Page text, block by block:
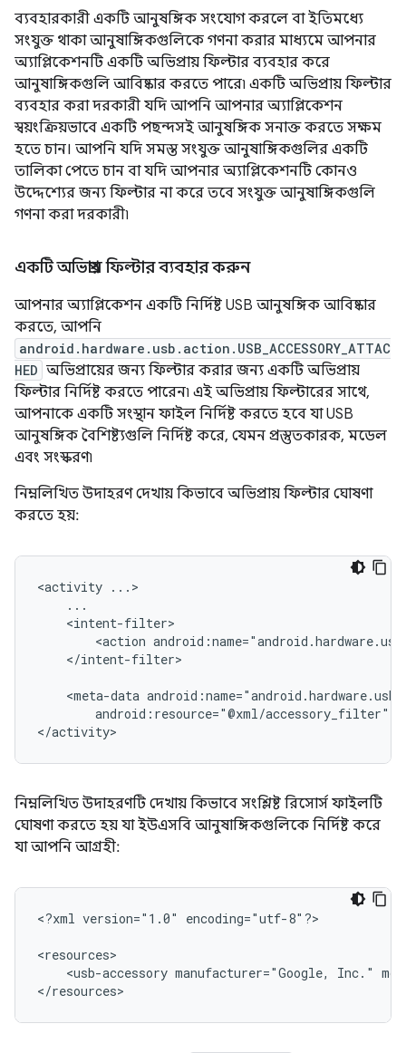
ব্যবহারকারী একটি আনুষঙ্গিক সংযোগ করলে বা ইতিমধ্যে
সংযুক্ত থাকা আনুষাঙ্গিকগুলিকে গণনা করার মাধ্যমে আপনার
অ্যাপ্লিকেশনটি একটি অভিপ্রায় ফিল্টার ব্যবহার করে
আনুষাঙ্গিকগুলি আবিষ্কার করতে পারে৷ একটি অভিপ্রায় ফিল্টার
ব্যবহার করা দরকারী যদি আপনি আপনার অ্যাপ্লিকেশন
স্বয়ংক্রিয়ভাবে একটি পছন্দসই আনুষঙ্গিক সনাক্ত করতে সক্ষম
হতে চান। আপনি যদি সমস্ত সংযুক্ত আনুষাঙ্গিকগুলির একটি
তালিকা পেতে চান বা যদি আপনার অ্যাপ্লিকেশনটি কোনও
উদ্দেশ্যের জন্য ফিল্টার না করে তবে সংযুক্ত আনুষাঙ্গিকগুলি
গণনা করা দরকারী৷
একটি অভিপ্রায় ফিল্টার ব্যবহার করুন
আপনার অ্যাপ্লিকেশন একটি নির্দিষ্ট USB আনুষঙ্গিক আবিষ্কার
করতে, আপনি
android.hardware.usb.action.USB_ACCESSORY_ATTAC
HED অভিপ্রায়ের জন্য ফিল্টার করার জন্য একটি অভিপ্রায়
ফিল্টার নির্দিষ্ট করতে পারেন৷ এই অভিপ্রায় ফিল্টারের সাথে,
আপনাকে একটি সংস্থান ফাইল নির্দিষ্ট করতে হবে যা USB
আনুষঙ্গিক বৈশিষ্ট্যগুলি নির্দিষ্ট করে, যেমন প্রস্তুতকারক, মডেল
এবং সংস্করণ৷
নিম্নলিখিত উদাহরণ দেখায় কিভাবে অভিপ্রায় ফিল্টার ঘোষণা
করতে হয়:
<activity
<action
</intent-filter>
<meta-data
android:resource="@xml/accessory_filter"
</activity>
নিম্নলিখিত উদাহরণটি দেখায় কিভাবে সংশ্লিষ্ট রিসোর্স ফাইলটি
ঘোষণা করতে হয় যা ইউএসবি আনুষাঙ্গিকগুলিকে নির্দিষ্ট করে
যা আপনি আগ্রহী:
<?xml version="1.0" encoding="utf-8"?>
<usb-accessory manufacturer="Google, Inc."
</resources>